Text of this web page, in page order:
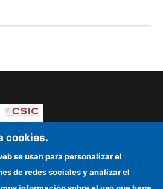
aude
cookies.
se usan para personalizar el
de redes sociales y analizar el